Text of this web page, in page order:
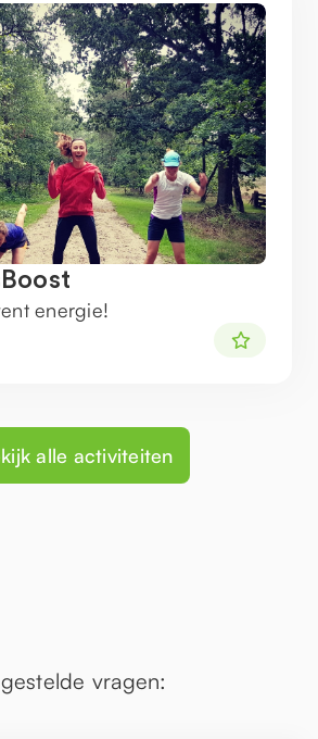
energie!
alle activiteiten
vragen: